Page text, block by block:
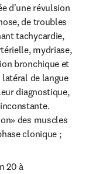
d'une révulsion
de troubles
tachycardie,
mydriase,
bronchique et
de langue
diagnostique,
des muscles
clonique ;
20 à